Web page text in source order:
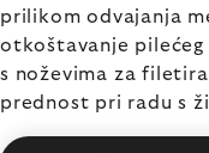
prilikom odvajanja
otkoštavanje
s noževima za
prednost pri radu s